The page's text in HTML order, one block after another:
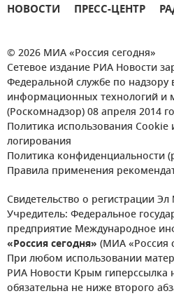
НОВОСТИ ПРЕСС-ЦЕНТР
© 2026 МИА «Россия сегодня»
Сетевое издание РИА Новости
Федеральной службе по надзору
информационных технологий и
(Роскомнадзор) 08 апреля 2014
Политика использования Cookie
логирования
Политика конфиденциальности
Правила применения
Свидетельство о регистрации
Учредитель: Федеральное
предприятие Международное
«Россия сегодня» (МИА «Россия
При любом использовании
РИА Новости Крым гиперссылка
обязательна не ниже второго